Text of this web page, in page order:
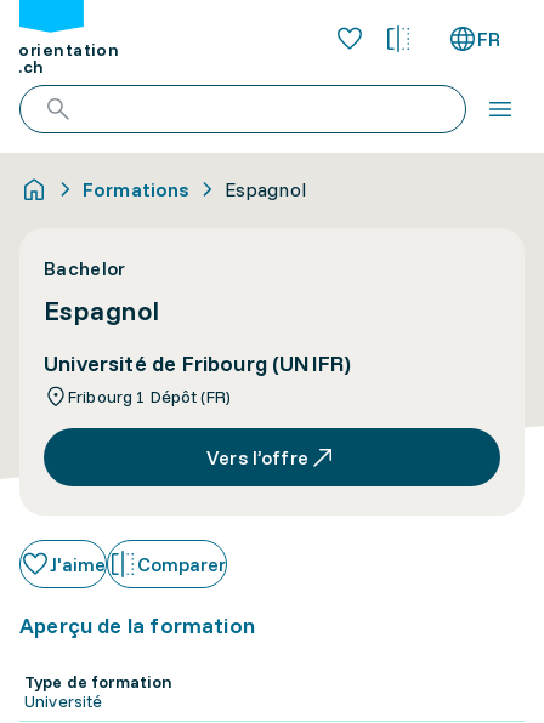
orientation
.ch
FR
Formations Espagnol
Bachelor
Espagnol
Université de Fribourg (UNIFR)
Fribourg 1 Dépôt (FR)
Vers l’offre
J'aime Comparer
Aperçu de la formation
Type de formation
Université